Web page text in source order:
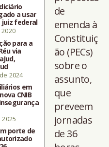
a usar
juiz federal
para a
via
2024
em
CNIB
porte de
de
emenda à
Constituiç
ão (PECs)
sobre o
assunto,
que
preveem
jornadas
de 36